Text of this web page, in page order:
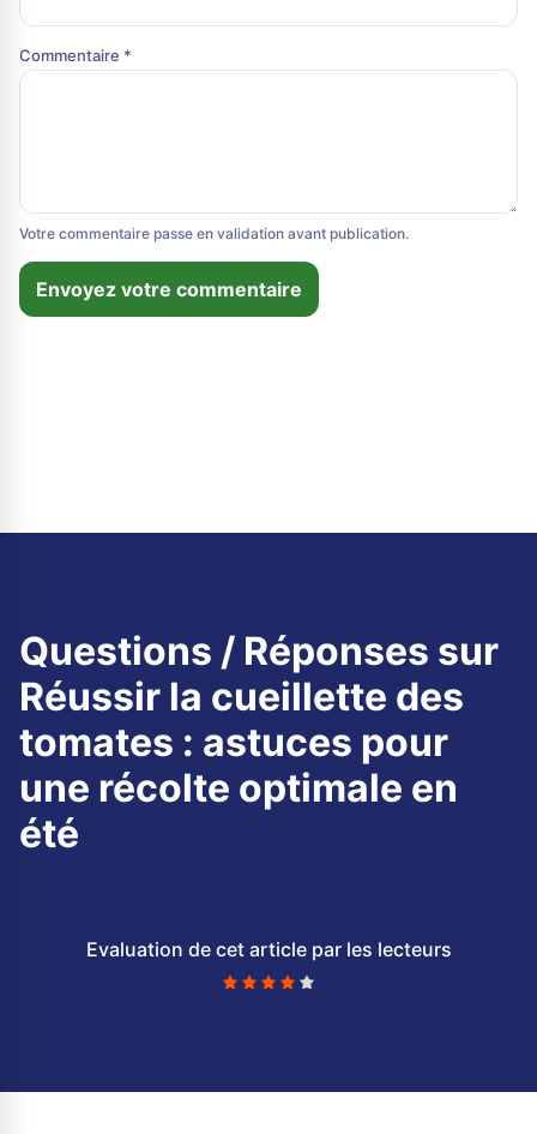
Commentaire *
Votre commentaire passe en validation avant publication.
Envoyez votre commentaire
Questions / Réponses sur
Réussir la cueillette des
tomates : astuces pour
une récolte optimale en
été
Evaluation de cet article par les lecteurs